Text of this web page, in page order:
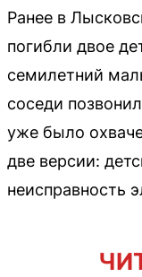
Ранее в
погибли двое
семилетний
соседи
уже было
две версии:
неисправность